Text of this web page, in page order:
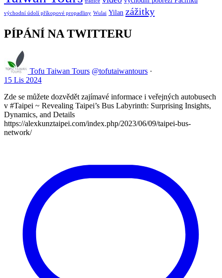
východní údolí příkopové propadliny Wulai Yilan zážitky
PÍPÁNÍ NA TWITTERU
Tofu Taiwan Tours @tofutaiwantours ·
15 Lis 2024
Zde se můžete dozvědět zajímavé informace i veřejných autobusech
v #Taipei ~ Revealing Taipei’s Bus Labyrinth: Surprising Insights,
Dynamics, and Details
https://alexkunztaipei.com/index.php/2023/06/09/taipei-bus-
network/